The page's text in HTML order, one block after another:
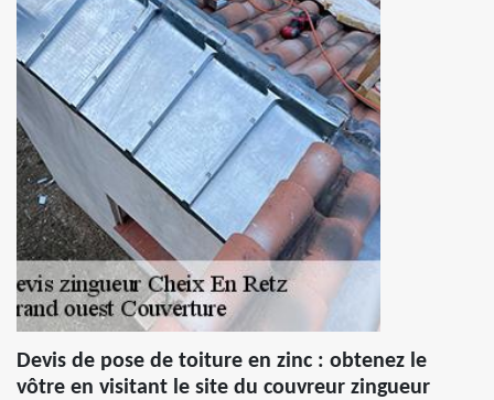
Devis de pose de toiture en zinc : obtenez le
vôtre en visitant le site du couvreur zingueur